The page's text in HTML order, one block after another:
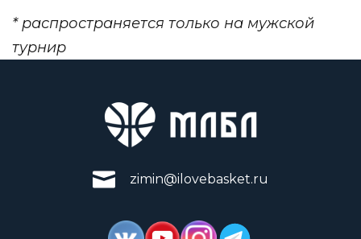
* распространяется только на мужской
турнир
zimin@ilovebasket.ru